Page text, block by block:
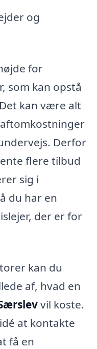
og
for
som kan opstå
kan være alt
Derfor
flere tilbud
sig i
du har en
der er for
kan du
af, hvad en
vil koste.
at kontakte
få en